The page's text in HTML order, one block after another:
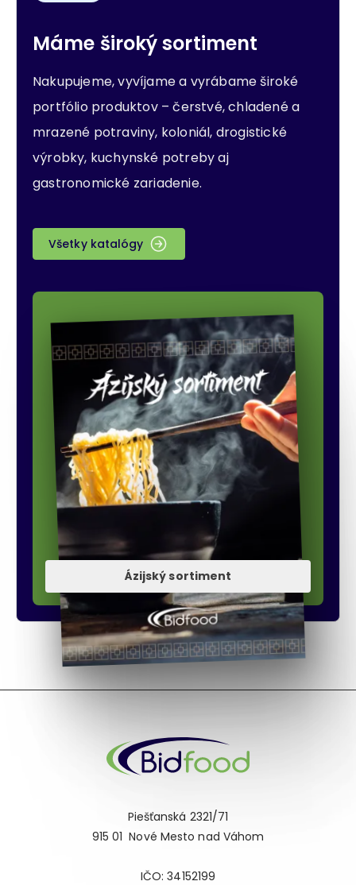
Máme široký sortiment
Nakupujeme, vyvíjame a vyrábame široké
portfólio produktov – čerstvé, chladené a
mrazené potraviny, koloniál, drogistické
výrobky, kuchynské potreby aj
gastronomické zariadenie.
Všetky katalógy
Ázijský sortiment
Piešťanská 2321/71
915 01 Nové Mesto nad Váhom
IČO: 34152199